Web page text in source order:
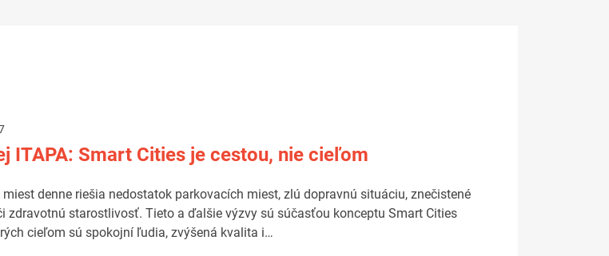
ITAPA: Smart Cities je cestou, nie cieľom
miest denne riešia nedostatok parkovacích miest, zlú dopravnú situáciu, znečistené
zdravotnú starostlivosť. Tieto a ďalšie výzvy sú súčasťou konceptu Smart Cities
cieľom sú spokojní ľudia, zvýšená kvalita i…